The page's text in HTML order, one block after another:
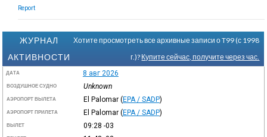
Report
ЖУРНАЛ
АКТИВНОСТИ
Хотите просмотреть все архивные записи о T99 (с 1998
г.)? Купите сейчас, получите через час.
ДАТА 8 авг 2026
ВОЗДУШНОЕ СУДНО Unknown
АЭРОПОРТ ВЫЛЕТА El Palomar (EPA / SADP)
АЭРОПОРТ ПРИЛЕТА El Palomar (EPA / SADP)
ВЫЛЕТ 09:28 -03